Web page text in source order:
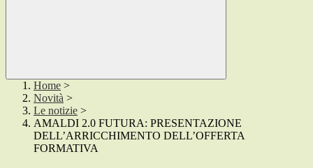
Home >
Novità >
Le notizie >
AMALDI 2.0 FUTURA: PRESENTAZIONE
DELL’ARRICCHIMENTO DELL’OFFERTA
FORMATIVA